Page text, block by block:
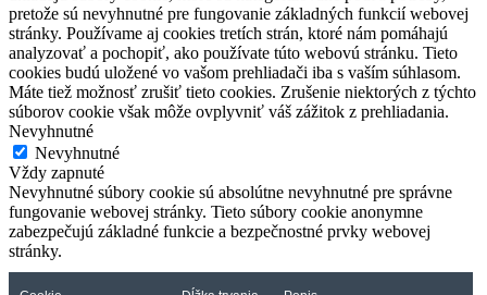
pretože sú nevyhnutné pre fungovanie základných funkcií webovej
stránky. Používame aj cookies tretích strán, ktoré nám pomáhajú
analyzovať a pochopiť, ako používate túto webovú stránku. Tieto
cookies budú uložené vo vašom prehliadači iba s vaším súhlasom.
Máte tiež možnosť zrušiť tieto cookies. Zrušenie niektorých z týchto
súborov cookie však môže ovplyvniť váš zážitok z prehliadania.
Nevyhnutné
Nevyhnutné
Vždy zapnuté
Nevyhnutné súbory cookie sú absolútne nevyhnutné pre správne
fungovanie webovej stránky. Tieto súbory cookie anonymne
zabezpečujú základné funkcie a bezpečnostné prvky webovej
stránky.